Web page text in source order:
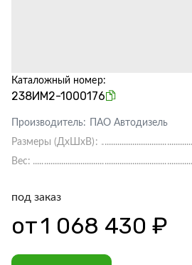
Каталожный номер:
238ИМ2-1000176
Производитель:
ПАО Автодизель
Размеры (ДхШхВ):
Вес:
под заказ
от1 068 430 ₽